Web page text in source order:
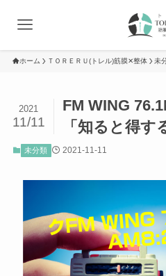
ホーム ＴＯＲＥＲＵ(トレル)筋膜✕整体 未
FM WING
「知ると得
2021
11/11
未分類 2021-11-11